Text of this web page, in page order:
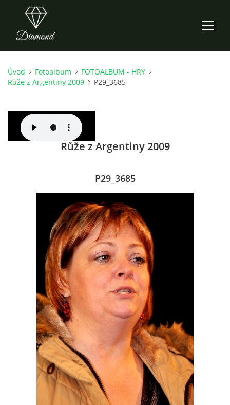
ÚVOD
O NÁS
KDY, KDE A CO HRAJEME
HRY OD ROKU 1973
VIDEOZÁZNAMY Z HER
FOTOALBUM
ČLENOVÉ - SOUČASNOST
HRY DO ROKU 1973
Úvod Fotoalbum
FOTOALBUM - HRY
Růže z Argentiny 2009
P29_3685
Růže z Argentiny 2009
P29_3685